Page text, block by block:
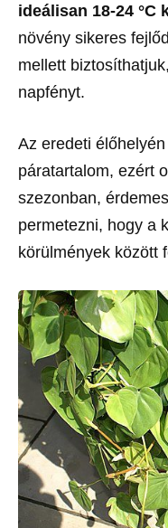
ideálisan 18-24 °C
növény sikeres
mellett
napfényt.
Az eredeti
páratartalom, ezért
szezonban,
permetezni, hogy a
körülmények között